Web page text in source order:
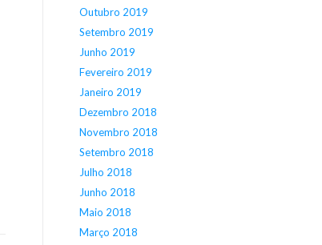
Outubro 2019
Setembro 2019
Junho 2019
Fevereiro 2019
Janeiro 2019
Dezembro 2018
Novembro 2018
Setembro 2018
Julho 2018
Junho 2018
Maio 2018
Março 2018